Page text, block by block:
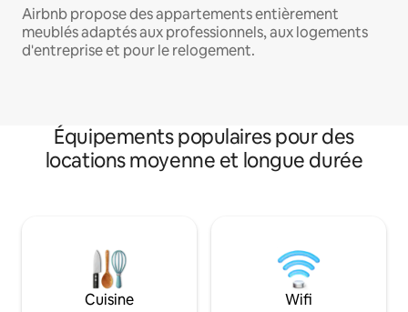
Airbnb propose des appartements entièrement
meublés adaptés aux professionnels, aux logements
d'entreprise et pour le relogement.
Équipements populaires pour des
locations moyenne et longue durée
Cuisine Wifi